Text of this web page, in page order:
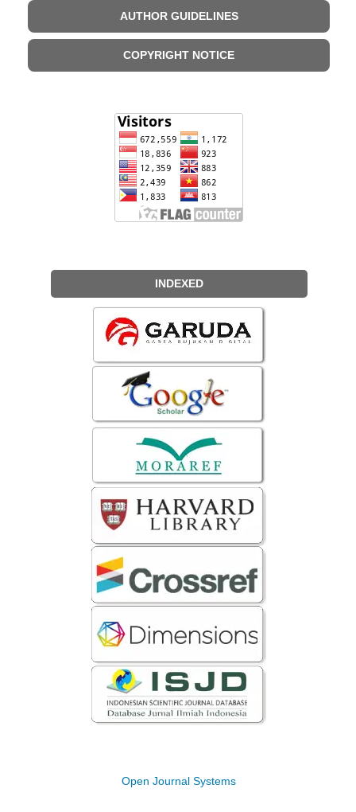
AUTHOR GUIDELINES
COPYRIGHT NOTICE
INDEXED
Open Journal Systems